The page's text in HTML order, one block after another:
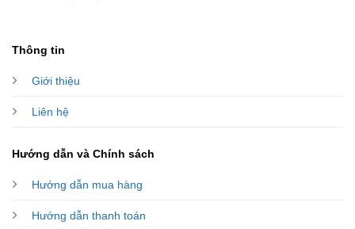
Thông tin
Giới thiệu
Liên hệ
Hướng dẫn và Chính sách
Hướng dẫn mua hàng
Hướng dẫn thanh toán